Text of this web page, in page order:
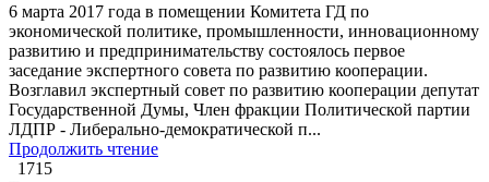
6 марта 2017 года в помещении Комитета ГД по
экономической политике, промышленности, инновационному
развитию и предпринимательству состоялось первое
заседание экспертного совета по развитию кооперации.
Возглавил экспертный совет по развитию кооперации депутат
Государственной Думы, Член фракции Политической партии
ЛДПР - Либерально-демократической п...
Продолжить чтение
1715